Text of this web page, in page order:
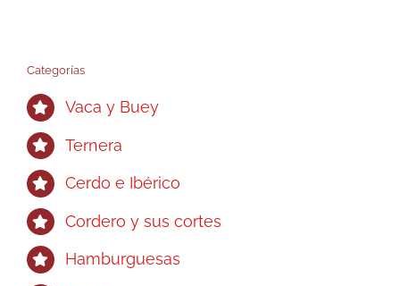
Categorías
Vaca y Buey
Ternera
Cerdo e Ibérico
Cordero y sus cortes
Hamburguesas